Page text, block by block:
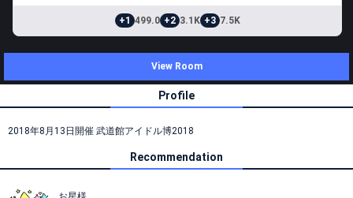
+1 499.0 +2 3.1K +3 7.5K
View Room
Profile
2018年8月13日開催 武道館アイドル博2018
Recommendation